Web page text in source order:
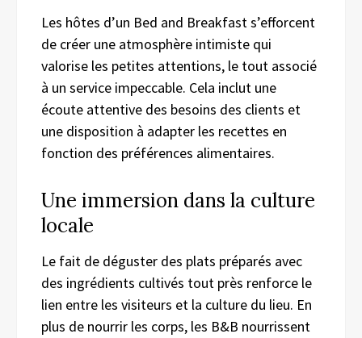
Les hôtes d’un Bed and Breakfast s’efforcent
de créer une atmosphère intimiste qui
valorise les petites attentions, le tout associé
à un service impeccable. Cela inclut une
écoute attentive des besoins des clients et
une disposition à adapter les recettes en
fonction des préférences alimentaires.
Une immersion dans la culture
locale
Le fait de déguster des plats préparés avec
des ingrédients cultivés tout près renforce le
lien entre les visiteurs et la culture du lieu. En
plus de nourrir les corps, les B&B nourrissent